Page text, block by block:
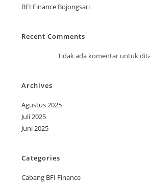
BFI Finance Bojongsari
Recent Comments
Tidak ada komentar untuk
Archives
Agustus 2025
Juli 2025
Juni 2025
Categories
Cabang BFI Finance